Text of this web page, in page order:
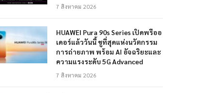
7 สิงหาคม 2026
HUAWEI Pura 90s Series เปิดพรีออ
เดอร์แล้ววันนี้ ชูที่สุดแห่งนวัตกรรม
การถ่ายภาพ พร้อม AI อัจฉริยะและ
ความแรงระดับ 5G Advanced
7 สิงหาคม 2026